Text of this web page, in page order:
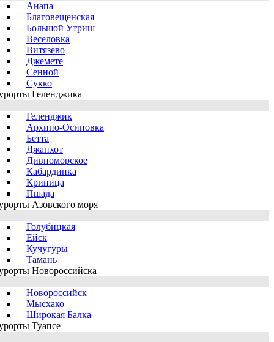
Анапа
Благовещенская
Большой Утриш
Веселовка
Витязево
Джемете
Сенной
Сукко
Геленджика
Геленджик
Архипо-Осиповка
Бетта
Джанхот
Дивноморское
Кабардинка
Криница
Пшада
Азовского моря
Голубицкая
Ейск
Кучугуры
Тамань
Новороссийска
Новороссийск
Мысхако
Широкая Балка
Туапсе